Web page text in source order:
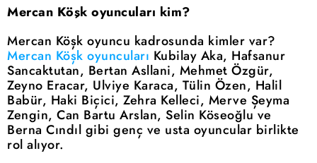
Mercan Köşk oyuncuları kim?
Mercan Köşk oyuncu kadrosunda kimler var?
Mercan Köşk oyuncuları Kubilay Aka, Hafsanur
Sancaktutan, Bertan Asllani, Mehmet Özgür,
Zeyno Eracar, Ulviye Karaca, Tülin Özen, Halil
Babür, Haki Biçici, Zehra Kelleci, Merve Şeyma
Zengin, Can Bartu Arslan, Selin Köseoğlu ve
Berna Cındıl gibi genç ve usta oyuncular birlikte
rol alıyor.